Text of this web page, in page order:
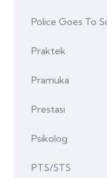
Police Goes To
Praktek
Pramuka
Prestasi
Psikolog
PTS/STS